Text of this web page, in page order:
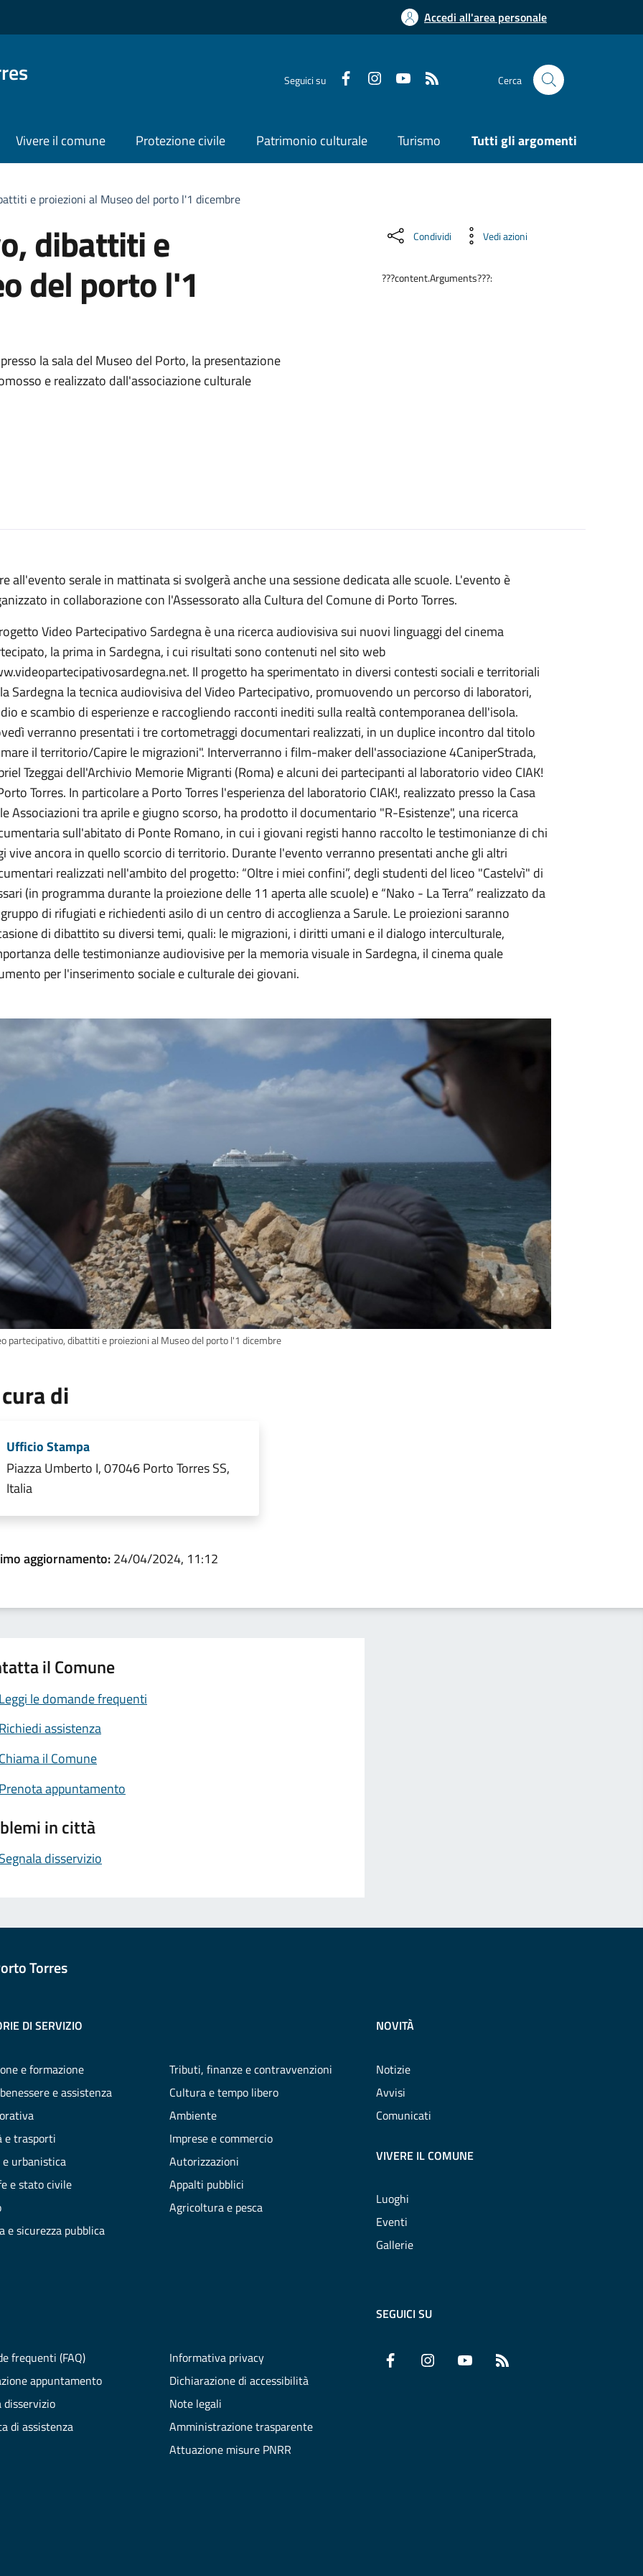
Accedi all'area personale
Seguici su Cerca
Vivere il comune Protezione civile Patrimonio culturale Turismo Tutti gli argomenti
e proiezioni al Museo del porto l'1 dicembre
dibattiti e
del porto l'1
la sala del Museo del Porto, la presentazione
e realizzato dall'associazione culturale
Condividi Vedi azioni
???content.Arguments???:
all'evento serale in mattinata si svolgerà anche una sessione dedicata alle scuole. L'evento è
in collaborazione con l'Assessorato alla Cultura del Comune di Porto Torres.
Video Partecipativo Sardegna è una ricerca audiovisiva sui nuovi linguaggi del cinema
la prima in Sardegna, i cui risultati sono contenuti nel sito web
Il progetto ha sperimentato in diversi contesti sociali e territoriali
Sardegna la tecnica audiovisiva del Video Partecipativo, promuovendo un percorso di laboratori,
e scambio di esperienze e raccogliendo racconti inediti sulla realtà contemporanea dell'isola.
verranno presentati i tre cortometraggi documentari realizzati, in un duplice incontro dal titolo
il territorio/Capire le migrazioni". Interverranno i film-maker dell'associazione 4CaniperStrada,
Tzeggai dell'Archivio Memorie Migranti (Roma) e alcuni dei partecipanti al laboratorio video CIAK!
Torres. In particolare a Porto Torres l'esperienza del laboratorio CIAK!, realizzato presso la Casa
Associazioni tra aprile e giugno scorso, ha prodotto il documentario "R-Esistenze", una ricerca
sull'abitato di Ponte Romano, in cui i giovani registi hanno raccolto le testimonianze di chi
vive ancora in quello scorcio di territorio. Durante l'evento verranno presentati anche gli altri
realizzati nell'ambito del progetto: “Oltre i miei confini”, degli studenti del liceo "Castelvì" di
(in programma durante la proiezione delle 11 aperta alle scuole) e “Nako - La Terra” realizzato da
di rifugiati e richiedenti asilo di un centro di accoglienza a Sarule. Le proiezioni saranno
di dibattito su diversi temi, quali: le migrazioni, i diritti umani e il dialogo interculturale,
delle testimonianze audiovisive per la memoria visuale in Sardegna, il cinema quale
per l'inserimento sociale e culturale dei giovani.
partecipativo, dibattiti e proiezioni al Museo del porto l'1 dicembre
di
Ufficio Stampa
Piazza Umberto I, 07046 Porto Torres SS,
Italia
aggiornamento:24/04/2024, 11:12
il Comune
le domande frequenti
assistenza
il Comune
appuntamento
in città
disservizio
Torres
DI SERVIZIO
e formazione
e assistenza
e trasporti
urbanistica
e stato civile
e sicurezza pubblica
Tributi, finanze e contravvenzioni
Cultura e tempo libero
Ambiente
Imprese e commercio
Autorizzazioni
Appalti pubblici
Agricoltura e pesca
NOVITÀ
Notizie
Avvisi
Comunicati
VIVERE IL COMUNE
Luoghi
Eventi
Gallerie
frequenti (FAQ)
appuntamento
disservizio
di assistenza
Informativa privacy
Dichiarazione di accessibilità
Note legali
Amministrazione trasparente
Attuazione misure PNRR
SEGUICI SU
Facebook InstagramYouTube